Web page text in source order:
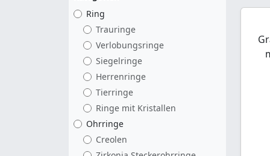
Ring
Trauringe
Verlobungsringe
Siegelringe
Herrenringe
Tierringe
Ringe mit Kristallen
Ohrringe
Creolen